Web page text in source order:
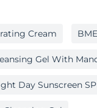
Cream
Gel With
Day Sunscreen